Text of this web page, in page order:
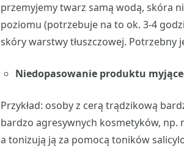
przemyjemy twarz samą wodą, skóra
poziomu (potrzebuje na to ok. 3-4
skóry warstwy tłuszczowej. Potrzebny
Niedopasowanie produktu
Przykład: osoby z cerą trądzikową
bardzo agresywnych kosmetyków, np.
a tonizują ją za pomocą toników